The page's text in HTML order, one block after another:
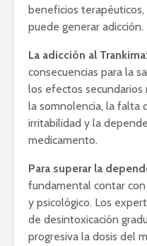
beneficios
puede generar adicción.
La adicción al
consecuencias para la
los efectos secundarios
la somnolencia, la falta
irritabilidad y la
medicamento.
Para superar la
fundamental contar
y psicológico. Los
de desintoxicación
progresiva la dosis del